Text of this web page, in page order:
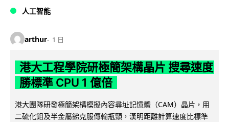
人工智能
arthur 1 日
港大工程學院研極簡架構晶片 搜尋速度
勝標準 CPU 1 億倍
港大團隊研發極簡架構模擬內容尋址記憶體（CAM）晶片，用
二硫化鉬及半金屬銻克服傳輸瓶頸，漢明距離計算速度比標準